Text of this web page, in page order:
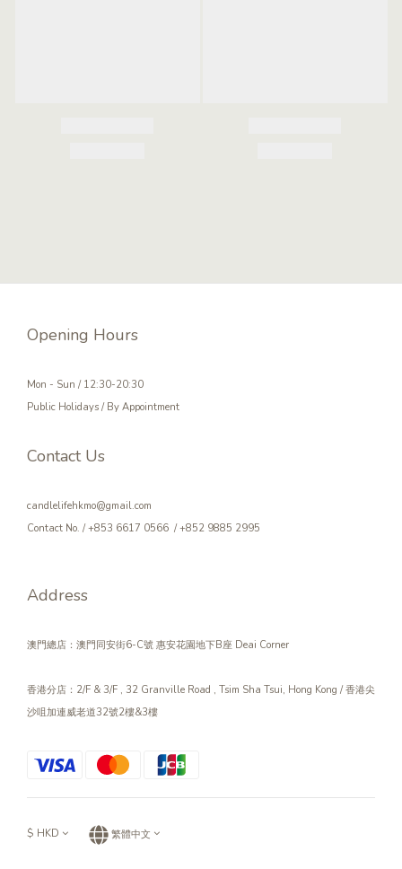
Opening Hours
Mon - Sun / 12:30-20:30
Public Holidays / By Appointment
Contact Us
candlelifehkmo@gmail.com
Contact No. / +853 6617 0566 / +852 9885 2995
Address
澳門總店：澳門同安街6-C號 惠安花園地下B座 Deai Corner
香港分店：2/F & 3/F , 32 Granville Road , Tsim Sha Tsui, Hong Kong / 香港尖
沙咀加連威老道32號2樓&3樓
$ HKD 繁體中文